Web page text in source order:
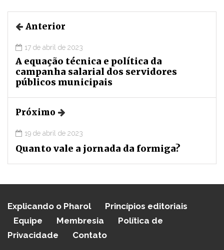
Anterior
17 de abril de 2023
A equação técnica e política da
campanha salarial dos servidores
públicos municipais
Próximo
19 de abril de 2023
Quanto vale a jornada da formiga?
Explicando o Pharol
Princípios editoriais
Equipe
Membresia
Política de
Privacidade
Contato